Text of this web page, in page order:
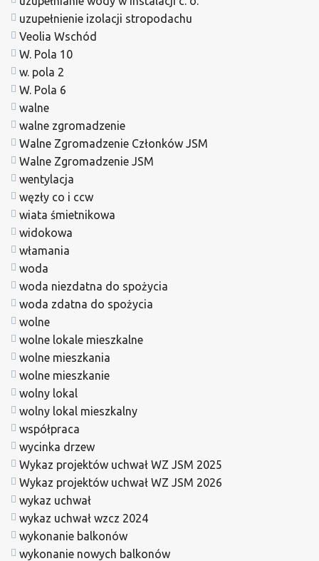
uzupełnienie izolacji stropodachu
Veolia Wschód
W. Pola 10
w. pola 2
W. Pola 6
walne
walne zgromadzenie
Walne Zgromadzenie Członków JSM
Walne Zgromadzenie JSM
wentylacja
węzły co i ccw
wiata śmietnikowa
widokowa
włamania
woda
woda niezdatna do spożycia
woda zdatna do spożycia
wolne
wolne lokale mieszkalne
wolne mieszkania
wolne mieszkanie
wolny lokal
wolny lokal mieszkalny
współpraca
wycinka drzew
Wykaz projektów uchwał WZ JSM 2025
Wykaz projektów uchwał WZ JSM 2026
wykaz uchwał
wykaz uchwał wzcz 2024
wykonanie balkonów
wykonanie nowych balkonów